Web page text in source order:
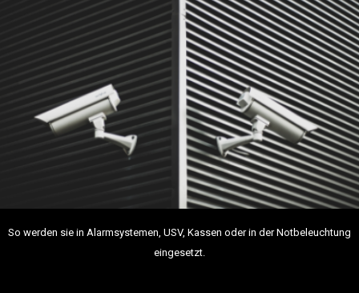
So werden sie in Alarmsystemen, USV, Kassen oder in der Notbeleuchtung
eingesetzt.